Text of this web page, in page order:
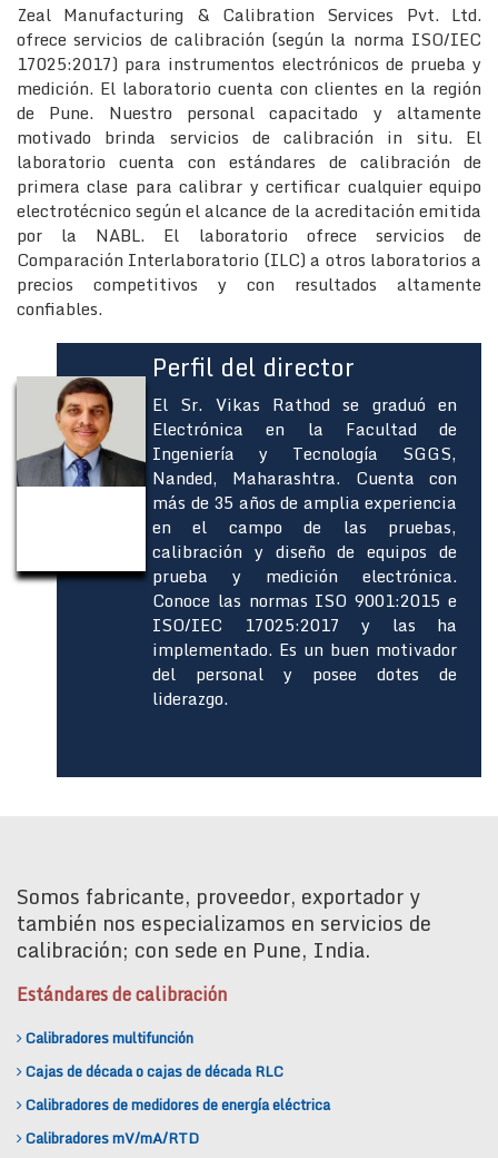
Zeal Manufacturing & Calibration Services Pvt. Ltd.
ofrece servicios de calibración (según la norma ISO/IEC
17025:2017) para instrumentos electrónicos de prueba y
medición. El laboratorio cuenta con clientes en la región
de Pune. Nuestro personal capacitado y altamente
motivado brinda servicios de calibración in situ. El
laboratorio cuenta con estándares de calibración de
primera clase para calibrar y certificar cualquier equipo
electrotécnico según el alcance de la acreditación emitida
por la NABL. El laboratorio ofrece servicios de
Comparación Interlaboratorio (ILC) a otros laboratorios a
precios competitivos y con resultados altamente
confiables.
Perfil del director
El Sr. Vikas Rathod se graduó en
Electrónica en la Facultad de
Ingeniería y Tecnología SGGS,
Nanded, Maharashtra. Cuenta con
más de 35 años de amplia experiencia
en el campo de las pruebas,
calibración y diseño de equipos de
prueba y medición electrónica.
Conoce las normas ISO 9001:2015 e
ISO/IEC 17025:2017 y las ha
implementado. Es un buen motivador
del personal y posee dotes de
liderazgo.
Somos fabricante, proveedor, exportador y
también nos especializamos en servicios de
calibración; con sede en Pune, India.
Estándares de calibración
Calibradores multifunción
Cajas de década o cajas de década RLC
Calibradores de medidores de energía eléctrica
Calibradores mV/mA/RTD